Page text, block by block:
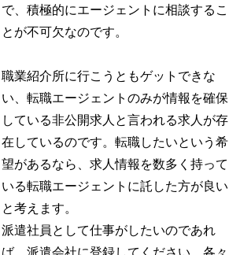
で、積極的にエージェントに相談するこ
とが不可欠なのです。
職業紹介所に行こうともゲットできな
い、転職エージェントのみが情報を確保
している非公開求人と言われる求人が存
在しているのです。転職したいという希
望があるなら、求人情報を数多く持って
いる転職エージェントに託した方が良い
と考えます。
派遣社員として仕事がしたいのであれ